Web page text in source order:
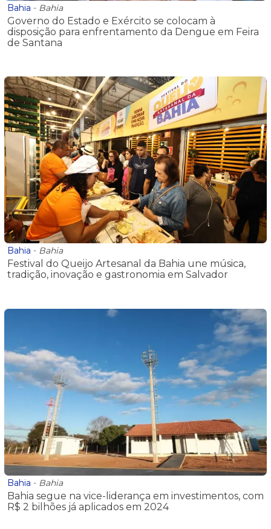
Bahia - Bahia
Governo do Estado e Exército se colocam à
disposição para enfrentamento da Dengue em Feira
de Santana
Bahia - Bahia
Festival do Queijo Artesanal da Bahia une música,
tradição, inovação e gastronomia em Salvador
Bahia - Bahia
Bahia segue na vice-liderança em investimentos, com
R$ 2 bilhões já aplicados em 2024